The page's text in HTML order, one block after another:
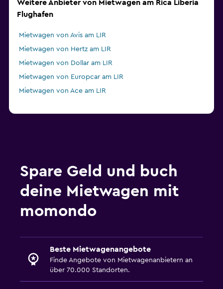
Weitere Anbieter von Mietwagen am Rica Liberia
Flughafen
Mietwagen von Avis am LIR
Mietwagen von Hertz am LIR
Mietwagen von Dollar am LIR
Mietwagen von Europcar am LIR
Mietwagen von Ace am LIR
Spare Geld und buch
deine Mietwagen mit
momondo
Beste Mietwagenangebote
Finde Angebote von Mietwagenanbietern an
über 70.000 Standorten.